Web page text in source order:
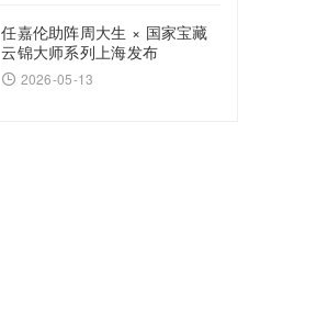
任嘉伦助阵周大生 × 国家宝藏
云锦大师系列上海发布
2026-05-13